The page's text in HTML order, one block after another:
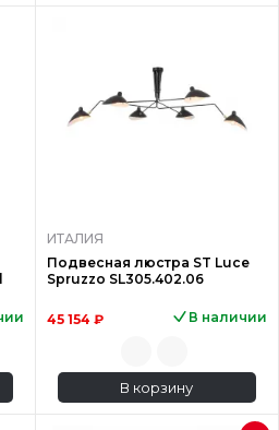
ИТАЛИЯ
Подвесная люстра ST Luce
Spruzzo SL305.402.06
45 154 ₽ В наличии
В корзину